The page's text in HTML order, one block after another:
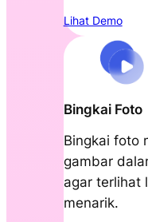
Lihat Demo
Bingkai Foto
Bingkai foto
gambar
agar terlihat
menarik.